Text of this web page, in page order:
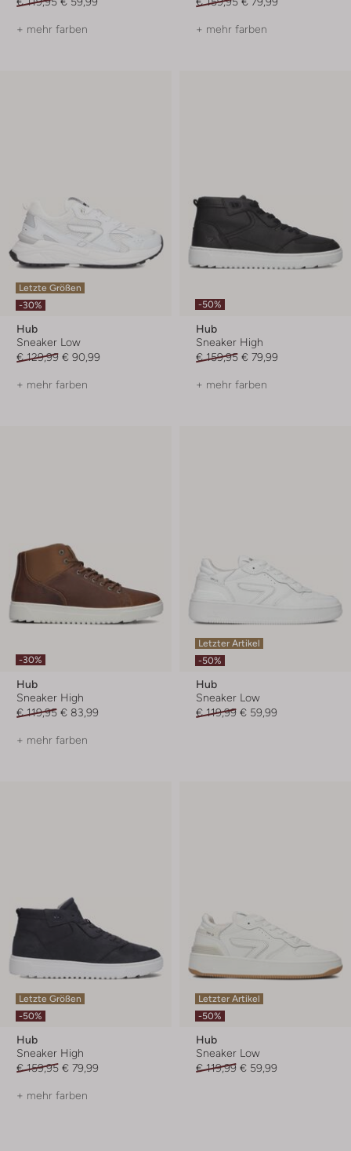
+ mehr farben + mehr farben
Letzte Größen
-30%
Hub
Sneaker Low
€ 129,99 € 90,99
+ mehr farben
-50%
Hub
Sneaker High
€ 159,95 € 79,99
+ mehr farben
-30%
Hub
Sneaker High
€ 119,95 € 83,99
+ mehr farben
Letzter Artikel
-50%
Hub
Sneaker Low
€ 119,99 € 59,99
Letzte Größen
-50%
Hub
Sneaker High
€ 159,95 € 79,99
+ mehr farben
Letzter Artikel
-50%
Hub
Sneaker Low
€ 119,99 € 59,99